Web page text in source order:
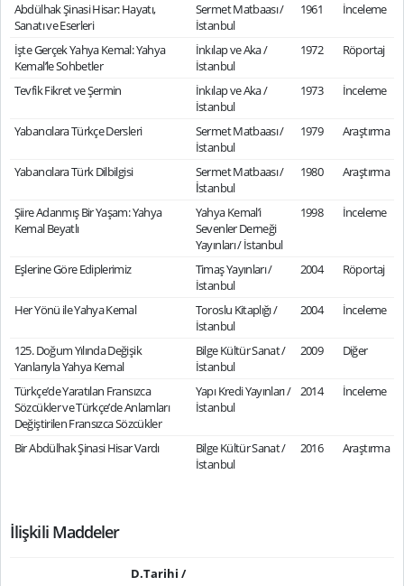
Abdülhak Şinasi Hisar: Hayatı,
Sanatı ve Eserleri
Sermet Matbaası /
İstanbul
1961 İnceleme
İşte Gerçek Yahya Kemal: Yahya
Kemal’le Sohbetler
İnkılap ve Aka /
İstanbul
1972 Röportaj
Tevfik Fikret ve Şermin
İnkılap ve Aka /
İstanbul
1973 İnceleme
Yabancılara Türkçe Dersleri
Sermet Matbaası /
İstanbul
1979 Araştırma
Yabancılara Türk Dilbilgisi
Sermet Matbaası /
İstanbul
1980 Araştırma
Şiire Adanmış Bir Yaşam: Yahya
Kemal Beyatlı
Yahya Kemal’i
Sevenler Derneği
Yayınları / İstanbul
1998 İnceleme
Eşlerine Göre Ediplerimiz
Timaş Yayınları /
İstanbul
2004 Röportaj
Her Yönü ile Yahya Kemal
Toroslu Kitaplığı /
İstanbul
2004 İnceleme
125. Doğum Yılında Değişik
Yanlarıyla Yahya Kemal
Bilge Kültür Sanat /
İstanbul
2009 Diğer
Türkçe’de Yaratılan Fransızca
Sözcükler ve Türkçe’de Anlamları
Değiştirilen Fransızca Sözcükler
Yapı Kredi Yayınları /
İstanbul
2014 İnceleme
Bir Abdülhak Şinasi Hisar Vardı
Bilge Kültür Sanat /
İstanbul
2016 Araştırma
İlişkili Maddeler
D.Tarihi /